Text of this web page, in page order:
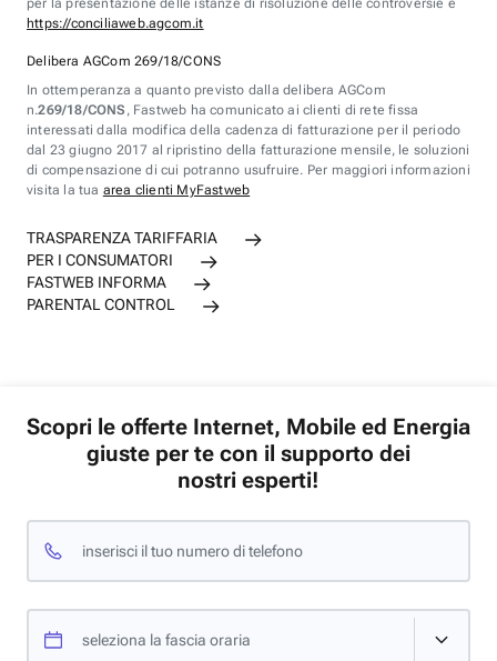
per la presentazione delle istanze di risoluzione delle controversie è
https://conciliaweb.agcom.it
Delibera AGCom 269/18/CONS
In ottemperanza a quanto previsto dalla delibera AGCom
n.269/18/CONS , Fastweb ha comunicato ai clienti di rete fissa
interessati dalla modifica della cadenza di fatturazione per il periodo
dal 23 giugno 2017 al ripristino della fatturazione mensile, le soluzioni
di compensazione di cui potranno usufruire. Per maggiori informazioni
visita la tua area clienti MyFastweb
TRASPARENZA TARIFFARIA
PER I CONSUMATORI
FASTWEB INFORMA
PARENTAL CONTROL
Scopri le offerte Internet, Mobile ed Energia
giuste per te con il supporto dei
nostri esperti!
inserisci il tuo numero di telefono
seleziona la fascia oraria